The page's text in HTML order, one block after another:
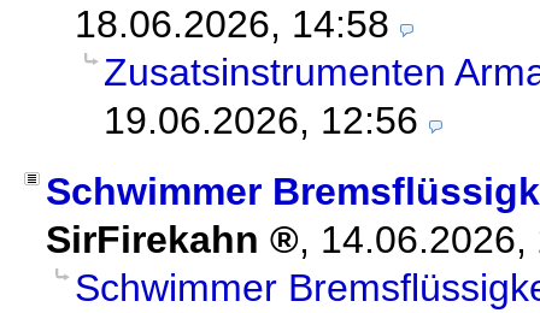
18.06.2026, 14:58
Zusatsinstrumenten
19.06.2026, 12:56
Schwimmer
SirFirekahn
,
Schwimmer